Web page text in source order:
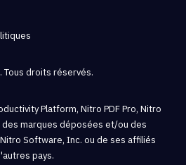
droits réservés.
Platform, Nitro PDF Pro, Nitro
des marques déposées et/ou des
Software, Inc. ou de ses affiliés
pays.